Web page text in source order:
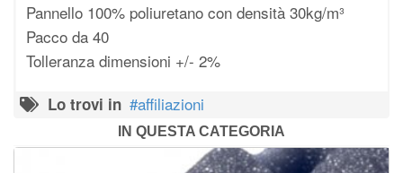
Pannello 100% poliuretano con densità 30kg/m³
Pacco da 40
Tolleranza dimensioni +/- 2%
Lo trovi in affiliazioni
IN QUESTA CATEGORIA